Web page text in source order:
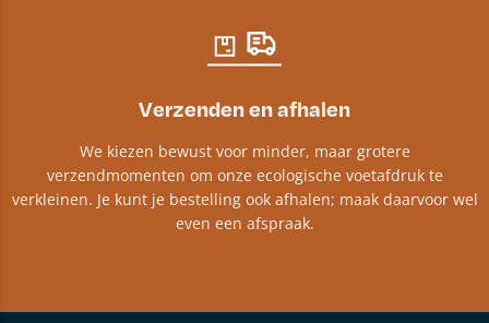
Verzenden en afhalen
We kiezen bewust voor minder, maar grotere
verzendmomenten om onze ecologische voetafdruk te
verkleinen. Je kunt je bestelling ook afhalen; maak daarvoor wel
even een afspraak.